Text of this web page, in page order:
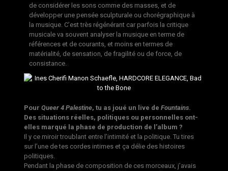
de considérer les sons comme des masses, et de
développer une pensée sculpturale ou chorégraphique à
la musique. C’est très régénérant car parfois la critique
musicale va souvent analyser la musique en terme de
références et de courants, et moins en termes de
matérialité, de sensation, de fragilité ou de force, de
consistance.
Pour Queer 4 Palestine, tu as joué un live de Fountains.
Des situations réelles, politiques ou personnelles ont-
elles marqué la phase de production de l’album ?
Il y ce miroir troublant entre l’intimité et la politique. Tu tires
sur l’une de tes cordes intimes et ça délie des histoires
politiques.
Pendant la phase de composition de ces morceaux, j’avais